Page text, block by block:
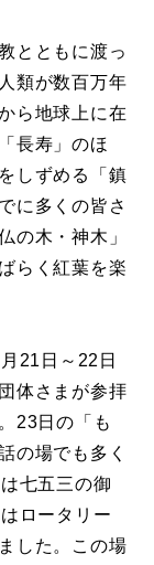
とともに渡っ
類が数百万年
ら地球上に在
長寿」のほ
しずめる「鎮
に多くの皆さ
の木・神木」
らく紅葉を楽
21日～22日
体さまが参拝
23日の「も
の場でも多く
七五三の御
ロータリー
した。この場